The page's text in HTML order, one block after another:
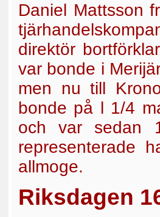
Daniel Mattsson
direktör
var bonde i
men nu till
bonde på l 1/4
och var sedan
representerade
allmoge.
Riksdagen